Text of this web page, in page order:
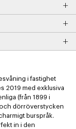
+
+
+
i fastighet
2019 med exklusiva
(från 1899 i
dörröverstycken
burspråk.
in i den